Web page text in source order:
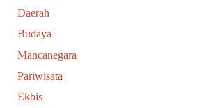
Daerah
Budaya
Mancanegara
Pariwisata
Ekbis